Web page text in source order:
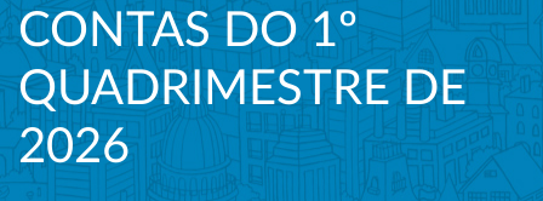
CONTAS DO 1º
QUADRIMESTRE DE
2026